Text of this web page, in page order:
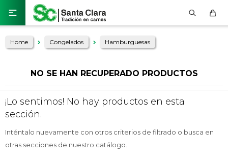

Home Congelados Hamburguesas
NO SE HAN RECUPERADO PRODUCTOS
¡Lo sentimos! No hay productos en esta
sección.
Inténtalo nuevamente con otros criterios de filtrado o busca en
otras secciones de nuestro catálogo.